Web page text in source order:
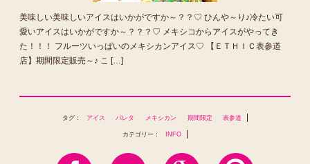
美味しい美味しいアイスはいかがですか～？？♡ ひんや～り♪冷たい可
愛いアイスはいかがですか～？？？♡ メキシコからアイスがやってき
た！！！ フルーツいっぱいのメキシカンアイス♡ 【ＥＴＨＩＣ表参道
店】期間限定販売～♪ こ […]
タグ： アイス パレタ メキシカン 期間限定 表参道
カテゴリー： INFO